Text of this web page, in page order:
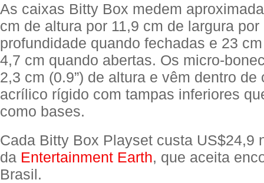
As caixas Bitty Box medem
cm de altura por 11,9 cm de largura
profundidade quando fechadas e 23
4,7 cm quando abertas. Os micro-
2,3 cm (0.9”) de altura e vêm dentro de
acrílico rígido com tampas inferiores
como bases.
Cada Bitty Box Playset custa US$24,9
da Entertainment Earth, que aceita
Brasil.